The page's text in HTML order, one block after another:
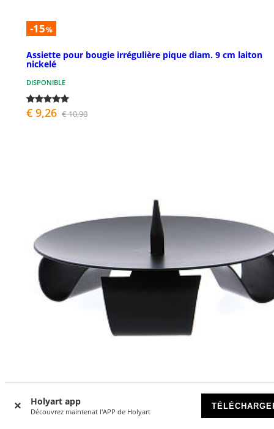
Holyart app
Découvrez maintenat l'APP de Holyart
-15%
Assiette pour bougie irrégulière pique diam. 9 cm laiton
nickelé
DISPONIBLE
€ 9,26 € 10,90
Bougeoir moderne en fer noir avec pique